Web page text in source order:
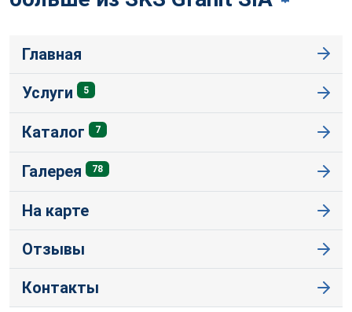
Главная
Услуги 5
Каталог 7
Галерея 78
На карте
Отзывы
Контакты